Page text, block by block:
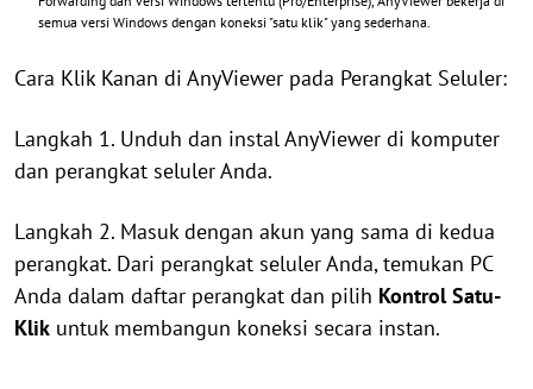
semua versi Windows dengan koneksi "satu klik" yang sederhana.
Cara Klik Kanan di AnyViewer pada Perangkat Seluler:
Langkah 1. Unduh dan instal AnyViewer di komputer
dan perangkat seluler Anda.
Langkah 2. Masuk dengan akun yang sama di kedua
perangkat. Dari perangkat seluler Anda, temukan PC
Anda dalam daftar perangkat dan pilih Kontrol Satu-
Klik untuk membangun koneksi secara instan.